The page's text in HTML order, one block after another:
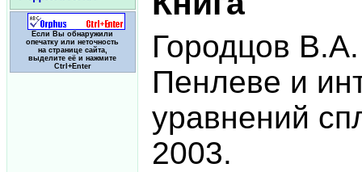
Если Вы обнаружили
опечатку или неточность
на странице сайта,
выделите её и нажмите
Ctrl+Enter
Городцов
Пенлеве и
уравнений
2003.